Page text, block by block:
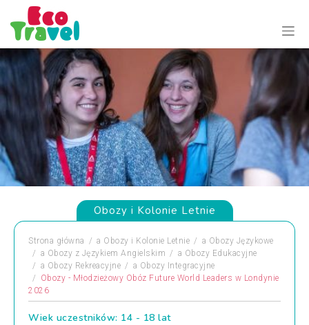
Obozy i Kolonie Letnie
Strona główna a Obozy i Kolonie Letnie a Obozy Językowe
a Obozy z Językiem Angielskim a Obozy Edukacyjne
a Obozy Rekreacyjne a Obozy Integracyjne
Obozy - Młodzieżowy Obóz Future World Leaders w Londynie
2026
Wiek uczestników: 14 - 18 lat